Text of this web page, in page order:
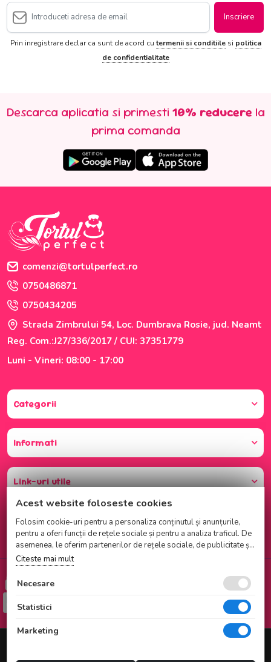
Inscriere
Prin inregistrare declar ca sunt de acord cutermenii si conditiilesi politica
de confidentialitate
Descarca aplicatia si primesti 10% reducere la
prima comanda
comenzi@tortulperfect.ro
0750486871
0750434205
Strada Zimbrului 54, Loc. Dumbrava Rosie, jud. Neamt
Reg. Com.:J27/336/2017 / CUI: 37351779
Luni - Vineri: 08:00 - 17:00
Categorii
Informati
Link-uri utile
Checkout securizat de Netopia
Magazin online realizat de Webname
Acest website foloseste cookies
Folosim cookie-uri pentru a personaliza conținutul și anunțurile,
pentru a oferi funcții de rețele sociale și pentru a analiza traficul. De
asemenea, le oferim partenerilor de rețele sociale, de publicitate și
de analize informații cu privire la modul în care folosiți site-ul
nostru. Aceștia le pot combina cu alte informații oferite de dvs. sau
culese în urma folosirii serviciilor lor.
Citeste mai mult
Necesare
Statistici
Marketing